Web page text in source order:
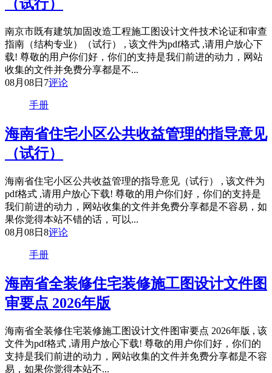
（试行）
南京市既有建筑加固改造工程施工图设计文件技术论证和审查
指南（结构专业）（试行） , 该文件为pdf格式 ,请用户放心下
载! 尊敬的用户你们好，你们的支持是我们前进的动力，网站
收集的文件并免费分享都是不...
08月08日 7评论
手册
海南省住宅小区公共收益管理的指导意见
（试行）
海南省住宅小区公共收益管理的指导意见（试行） , 该文件为
pdf格式 ,请用户放心下载! 尊敬的用户你们好，你们的支持是
我们前进的动力，网站收集的文件并免费分享都是不容易，如
果你觉得本站不错的话，可以...
08月08日 8评论
手册
海南省全装修住宅装修施工图设计文件图
审要点 2026年版
海南省全装修住宅装修施工图设计文件图审要点 2026年版 , 该
文件为pdf格式 ,请用户放心下载! 尊敬的用户你们好，你们的
支持是我们前进的动力，网站收集的文件并免费分享都是不容
易，如果你觉得本站不...